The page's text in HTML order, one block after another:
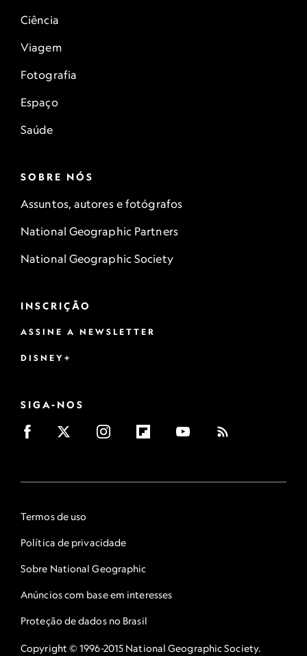
Ciência
Viagem
Fotografia
Espaço
Saúde
SOBRE NÓS
Assuntos, autores e fotógrafos
National Geographic Partners
National Geographic Society
INSCRIÇÃO
ASSINE A NEWSLETTER
DISNEY+
SIGA-NOS
Termos de uso
Política de privacidade
Sobre National Geographic
Anúncios com base em interesses
Proteção de dados no Brasil
Copyright © 1996-2015 National Geographic Society.